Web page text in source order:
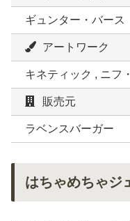
ギュンター・バース
アートワーク
キネティック , ニフ
販売元
ラベンスバーガー
はちゃめちゃジ